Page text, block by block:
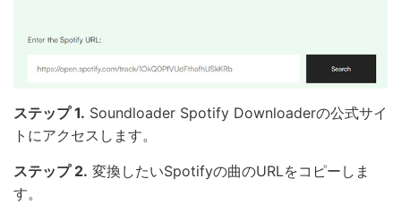
ステップ 1. Soundloader Spotify Downloaderの公式サイ
トにアクセスします。
ステップ 2. 変換したいSpotifyの曲のURLをコピーしま
す。